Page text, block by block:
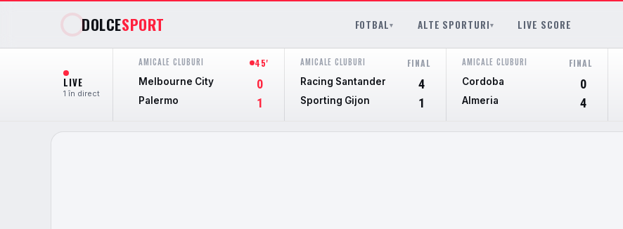
DOLCESPORT FOTBAL▾ ALTE SPORTURI▾ LIVE SCORE
LIVE
1 în direct
AMICALE CLUBURI 45'
Melbourne City 0
Palermo 1
AMICALE CLUBURI FINAL
Racing Santander 4
Sporting Gijon 1
AMICALE CLUBURI FINAL
Cordoba 0
Almeria 4